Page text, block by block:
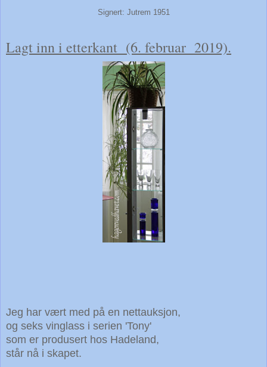
Signert: Jutrem 1951
Lagt inn i etterkant (6. februar 2019).
Jeg har vært med på en nettauksjon,
og seks vinglass i serien 'Tony'
som er produsert hos Hadeland,
står nå i skapet.